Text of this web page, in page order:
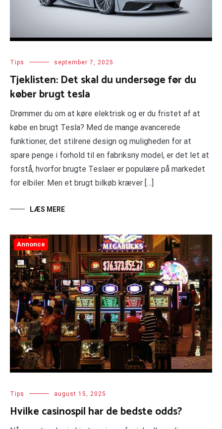
Tips september 7, 2025
Tjeklisten: Det skal du undersøge før du
køber brugt tesla
Drømmer du om at køre elektrisk og er du fristet af at
købe en brugt Tesla? Med de mange avancerede
funktioner, det stilrene design og muligheden for at
spare penge i forhold til en fabriksny model, er det let at
forstå, hvorfor brugte Teslaer er populære på markedet
for elbiler. Men et brugt bilkøb kræver […]
LÆS MERE
Annonce
Tips august 15, 2025
Hvilke casinospil har de bedste odds?